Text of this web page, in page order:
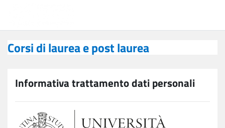
Corsi di laurea e post laurea
Informativa trattamento dati personali